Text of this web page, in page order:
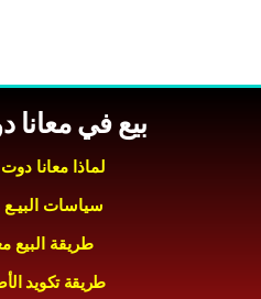
بيع في
لماذا معانا
سياسات البيـع
طريقة البيع
طريقة تكويد